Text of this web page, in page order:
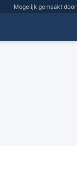
Mogelijk gemaakt door